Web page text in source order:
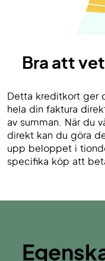
Bra att
Detta kreditkort ger
hela din faktura
av summan. När du
direkt kan du göra
upp beloppet i
specifika köp att